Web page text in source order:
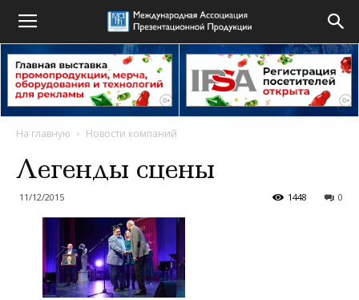
На главную Новости компаний
Легенды сцены
11/12/2015 0
1448